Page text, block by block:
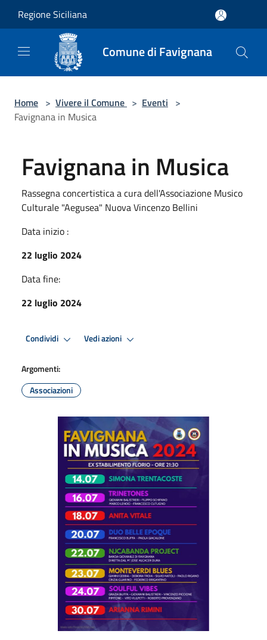
Regione Siciliana
Comune di Favignana
Home > Vivere il Comune > Eventi >
Favignana in Musica
Favignana in Musica
Rassegna concertistica a cura dell'Associazione Musico
Culturale "Aegusea" Nuova Vincenzo Bellini
Data inizio :
22 luglio 2024
Data fine:
22 luglio 2024
Condividi Vedi azioni
Argomenti:
Associazioni